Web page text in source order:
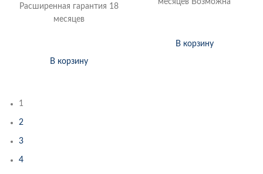
Расширенная гарантия 18
месяцев
В корзину
месяцев Возможна
В корзину
1
2
3
4